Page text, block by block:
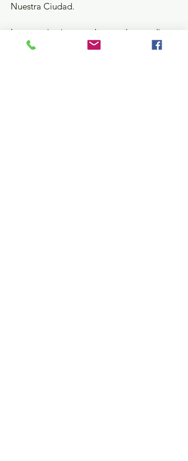
Nuestra Ciudad.
Los usuarios interesados pueden acudir a
las oficinas del OPDM, ubicadas en calle